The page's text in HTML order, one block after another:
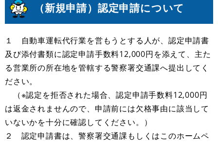
（新規申請）認定申請について
１ 自動車運転代行業を営もうとする人が、認定申請書
及び添付書類に認定申請手数料12,000円を添えて、主た
る営業所の所在地を管轄する警察署交通課へ提出してく
ださい。
（※認定を拒否された場合、認定申請手数料12,000円
は返金されませんので、申請前には欠格事由に該当して
いないかを十分に確認してください。）
２ 認定申請書は、警察署交通課もしくはこのホームペ